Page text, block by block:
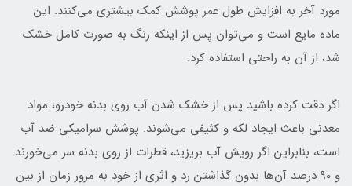
مورد آخر به افزایش طول عمر پوشش کمک بیشتری می‌کنند. این
ماده مایع است و می‌توان پس از اینکه رنگ به صورت کامل خشک
شد، از آن به راحتی استفاده کرد.
اگر دقت کرده باشید پس از خشک شدن آب روی بدنه خودرو، مواد
معدنی باعث ایجاد لکه و کثیفی می‌شوند. پوشش سرامیکی ضد آب
است، بنابراین اگر رویش آب بریزید، قطرات از روی بدنه سر می‌خورند
و 90 درصد آن‌ها بدون گذاشتن رد و اثری از خود به مرور زمان از بین